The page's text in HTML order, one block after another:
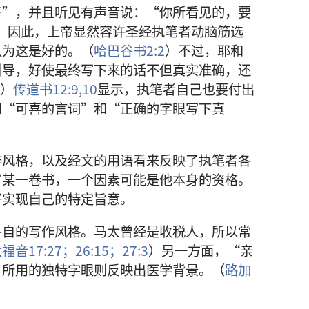
并且听见有声音说：“你所看见的，要
因此，上帝显然容许圣经执笔者动脑筋选
这是好的。（哈巴谷书2:2）不过，耶和
，好使最终写下来的话不但真实准确，还
） 传道书12:9,10显示，执笔者自己也要付出
“可喜的言词”和“正确的字眼写下真
格，以及经文的用语看来反映了执笔者各
一卷书，一个因素可能是他本身的资格。
现自己的特定旨意。
的写作风格。马太曾经是收税人，所以常
音17:27； 26:15； 27:3）另一方面，“亲
用的独特字眼则反映出医学背景。（路加